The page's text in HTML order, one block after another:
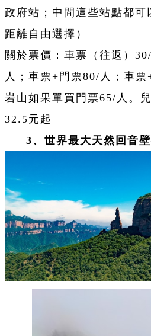
政府站；中間這些站點都可
距離自由選擇）
關於票價：車票（往返）
人；車票+門票80/人；車
岩山如果單買門票65/人。
32.5元起
3、世界最大天然回音